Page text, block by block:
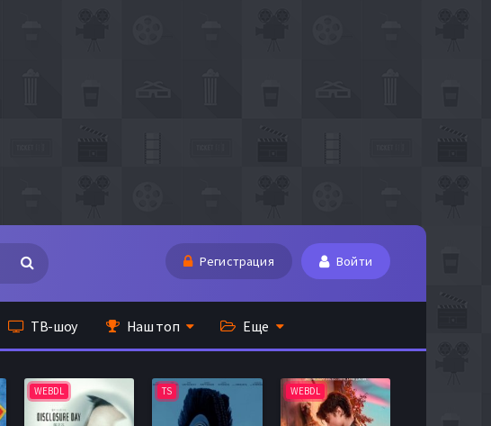
Регистрация Войти
ТВ-шоу Наш топ Еще
WEBDL TS WEBDL